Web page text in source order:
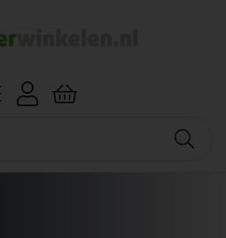
Zoek
Winkelwagen